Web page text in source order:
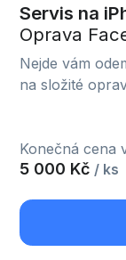
Servis na
Oprava
Nejde vám
na složité
Konečná cena
5 000 Kč / ks